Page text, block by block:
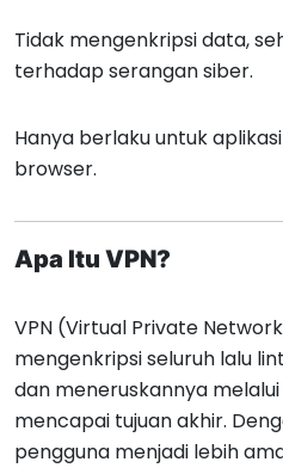
Tidak mengenkripsi data,
terhadap serangan siber.
Hanya berlaku untuk
browser.
Apa Itu VPN?
VPN (Virtual Private
mengenkripsi seluruh lalu
dan meneruskannya
mencapai tujuan akhir.
pengguna menjadi lebih